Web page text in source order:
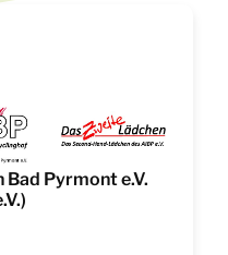
Pyrmont e.V.